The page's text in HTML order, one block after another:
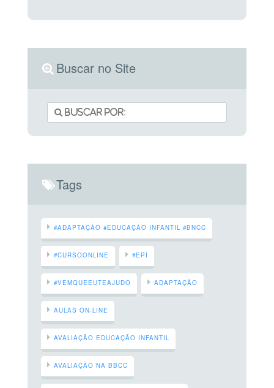
Buscar no Site
Tags
#ADAPTAÇÃO #EDUCAÇÃO INFANTIL #BNCC
#CURSOONLINE #EPI
#VEMQUEEUTEAJUDO ADAPTAÇÃO
AULAS ON-LINE
AVALIAÇÃO EDUCAÇÃO INFANTIL
AVALIAÇÃO NA BBCC